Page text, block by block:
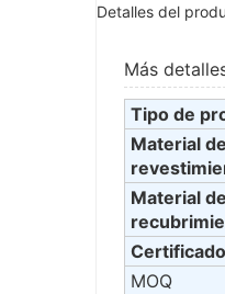
Más
Tipo de
Material
Material de
MOQ